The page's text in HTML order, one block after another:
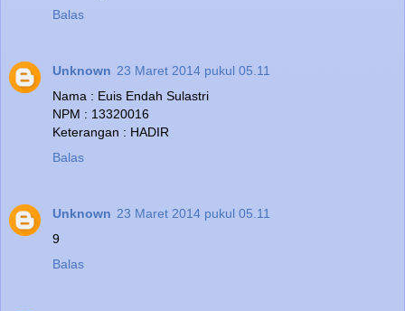
Balas
Unknown 23 Maret 2014 pukul 05.11
Nama : Euis Endah Sulastri
NPM : 13320016
Keterangan : HADIR
Balas
Unknown 23 Maret 2014 pukul 05.11
9
Balas